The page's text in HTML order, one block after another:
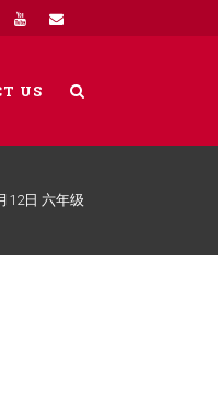
US
12日 六年级